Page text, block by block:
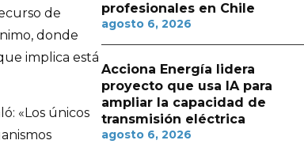
de
donde
implica está
«Los únicos
profesionales en Chile
agosto 6, 2026
Acciona Energía lidera
proyecto que usa IA para
ampliar la capacidad de
transmisión eléctrica
agosto 6, 2026